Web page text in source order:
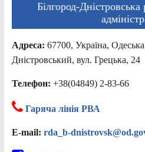
Білгород-
Адреса: 67700, Україна,
Дністровський, вул. Грецька, 24
Телефон: +38(04849) 2-83-66
Гаряча лінія РВА
E-mail: rda_b-